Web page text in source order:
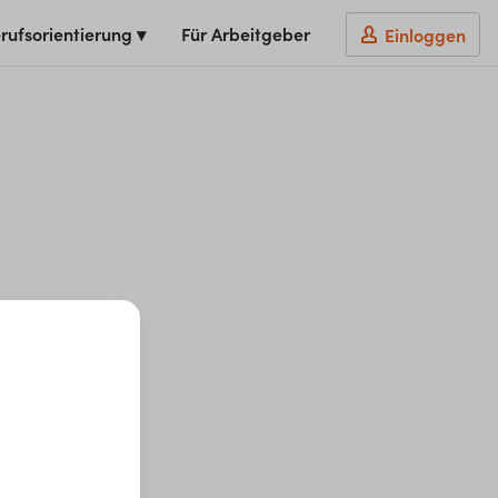
▾ Für Arbeitgeber Einloggen